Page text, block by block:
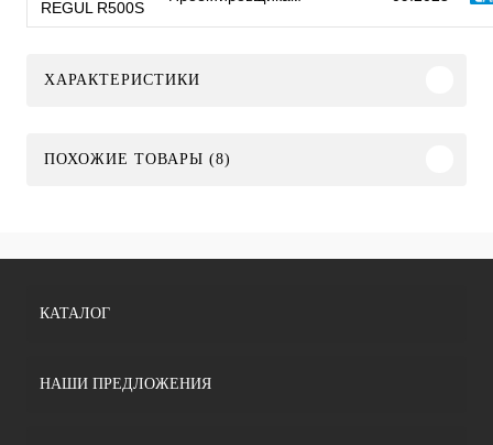
REGUL R500S
ХАРАКТЕРИСТИКИ
ПОХОЖИЕ ТОВАРЫ (8)
КАТАЛОГ
НАШИ ПРЕДЛОЖЕНИЯ